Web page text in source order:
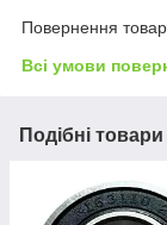
Повернення
Всі умови
Подібні товари